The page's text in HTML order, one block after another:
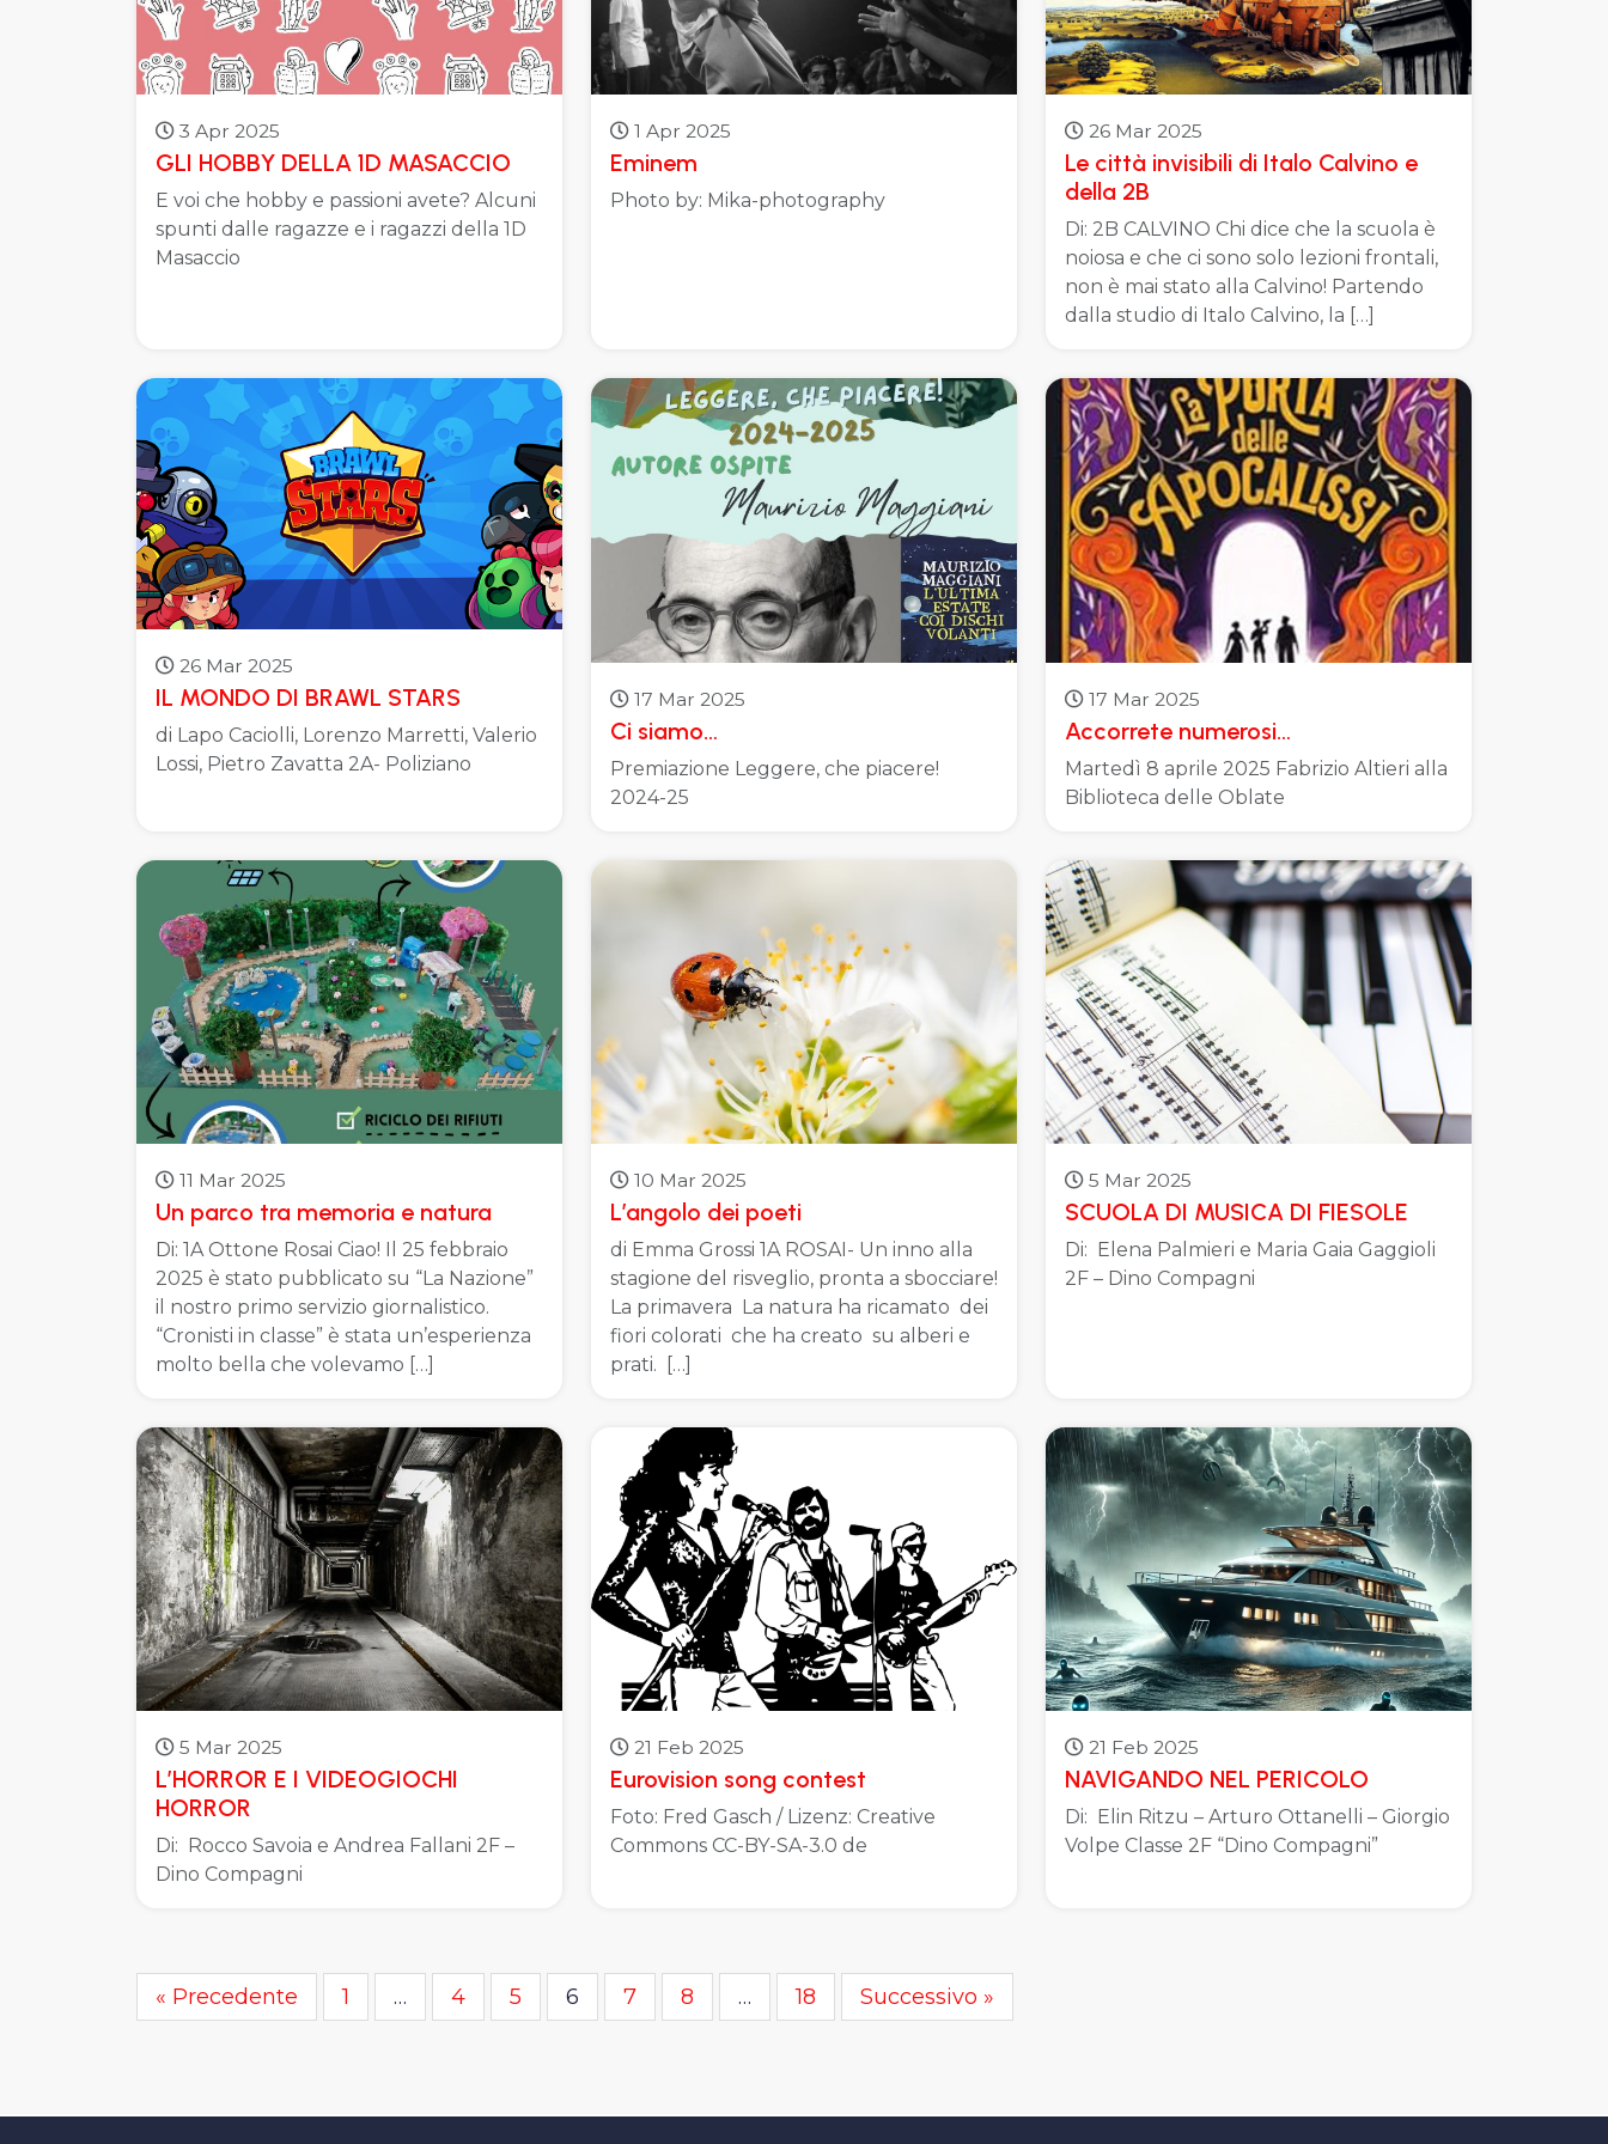
3 Apr 2025
GLI HOBBY DELLA 1D MASACCIO
E voi che hobby e passioni avete? Alcuni
spunti dalle ragazze e i ragazzi della 1D
Masaccio
1 Apr 2025
Eminem
Photo by: Mika-photography
26 Mar 2025
Le città invisibili di Italo Calvino e
della 2B
Di: 2B CALVINO Chi dice che la scuola è
noiosa e che ci sono solo lezioni frontali,
non è mai stato alla Calvino! Partendo
dalla studio di Italo Calvino, la […]
26 Mar 2025
IL MONDO DI BRAWL STARS
di Lapo Caciolli, Lorenzo Marretti, Valerio
Lossi, Pietro Zavatta 2A- Poliziano
17 Mar 2025
Ci siamo…
Premiazione Leggere, che piacere!
2024-25
17 Mar 2025
Accorrete numerosi…
Martedì 8 aprile 2025 Fabrizio Altieri alla
Biblioteca delle Oblate
11 Mar 2025
Un parco tra memoria e natura
Di: 1A Ottone Rosai Ciao! Il 25 febbraio
2025 è stato pubblicato su “La Nazione”
il nostro primo servizio giornalistico.
“Cronisti in classe” è stata un’esperienza
molto bella che volevamo […]
10 Mar 2025
L’angolo dei poeti
di Emma Grossi 1A ROSAI- Un inno alla
stagione del risveglio, pronta a sbocciare!
La primavera La natura ha ricamato dei
fiori colorati che ha creato su alberi e
prati. […]
5 Mar 2025
SCUOLA DI MUSICA DI FIESOLE
Di: Elena Palmieri e Maria Gaia Gaggioli
2F – Dino Compagni
5 Mar 2025
L’HORROR E I VIDEOGIOCHI
HORROR
Di: Rocco Savoia e Andrea Fallani 2F –
Dino Compagni
21 Feb 2025
Eurovision song contest
Foto: Fred Gasch / Lizenz: Creative
Commons CC-BY-SA-3.0 de
21 Feb 2025
NAVIGANDO NEL PERICOLO
Di: Elin Ritzu – Arturo Ottanelli – Giorgio
Volpe Classe 2F “Dino Compagni”
« Precedente 1 … 4 5 6 7 8 … 18 Successivo »